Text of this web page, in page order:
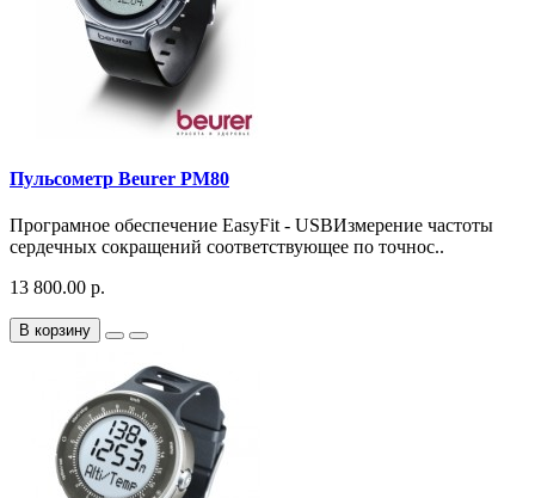
Пульсометр Beurer PM80
Програмное обеспечение EasyFit - USBИзмерение частоты
сердечных сокращений соответствующее по точнос..
13 800.00 р.
В корзину